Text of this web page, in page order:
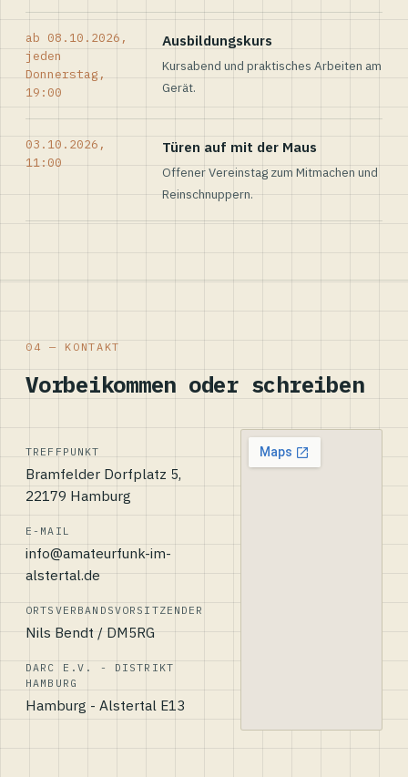
ab 08.10.2026,
jeden
Donnerstag,
19:00
Ausbildungskurs
Kursabend und praktisches Arbeiten am
Gerät.
03.10.2026,
11:00
Türen auf mit der Maus
Offener Vereinstag zum Mitmachen und
Reinschnuppern.
04 — KONTAKT
Vorbeikommen oder schreiben
TREFFPUNKT
Bramfelder Dorfplatz 5,
22179 Hamburg
E-MAIL
info@amateurfunk-im-
alstertal.de
ORTSVERBANDSVORSITZENDER
Nils Bendt / DM5RG
DARC E.V. - DISTRIKT
HAMBURG
Hamburg - Alstertal E13